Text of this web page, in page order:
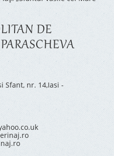
DE
nr. 14,Iasi -